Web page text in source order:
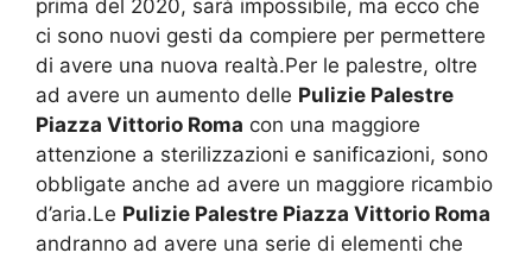
prima del 2020, sarà impossibile, ma ecco che
ci sono nuovi gesti da compiere per permettere
di avere una nuova realtà.Per le palestre, oltre
ad avere un aumento delle Pulizie Palestre
Piazza Vittorio Roma con una maggiore
attenzione a sterilizzazioni e sanificazioni, sono
obbligate anche ad avere un maggiore ricambio
d’aria.Le Pulizie Palestre Piazza Vittorio Roma
andranno ad avere una serie di elementi che